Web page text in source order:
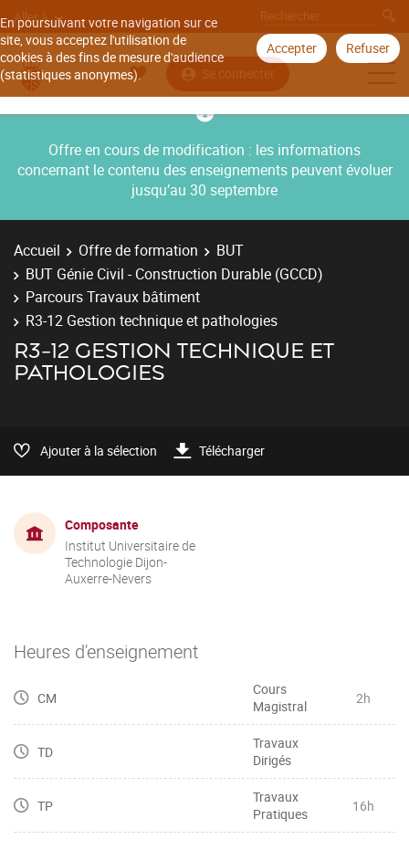
En poursuivant votre navigation sur ce
site, vous acceptez l'utilisation de
cookies à des fins de mesure d'audience
(statistiques anonymes).
Accepter Refuser
Aller à
Se connecter
Offre en cours de modification : les informations
concernant le contenu des enseignements peuvent évoluer
jusqu’au 30 septembre
Accueil Offre de formation
BUT
BUT Génie Civil - Construction Durable (GCCD)
Parcours Travaux bâtiment
R3-12 Gestion technique et pathologies
R3-12 GESTION TECHNIQUE ET
PATHOLOGIES
Ajouter à la sélection Télécharger
Composante
Institut Universitaire de
Technologie Dijon-
Auxerre-Nevers
Heures d'enseignement
CM
Cours
Magistral
2h
TD
Travaux
Dirigés
TP
Travaux
Pratiques
16h